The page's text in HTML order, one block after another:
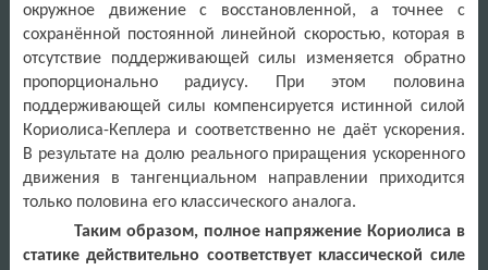
окружное движение с восстановленной, а точнее с
сохранённой постоянной линейной скоростью, которая в
отсутствие поддерживающей силы изменяется обратно
пропорционально радиусу. При этом половина
поддерживающей силы компенсируется истинной силой
Кориолиса-Кеплера и соответственно не даёт ускорения.
В результате на долю реального приращения ускоренного
движения в тангенциальном направлении приходится
только половина его классического аналога.
Таким образом, полное напряжение Кориолиса в
статике действительно соответствует классической силе